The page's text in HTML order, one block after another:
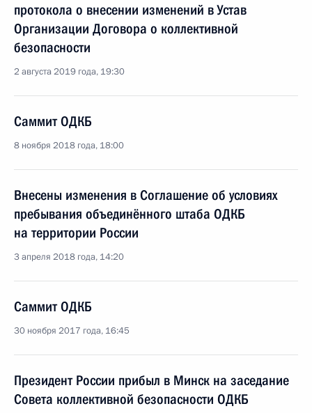
протокола о внесении изменений в Устав
Организации Договора о коллективной
безопасности
2 августа 2019 года, 19:30
Саммит ОДКБ
8 ноября 2018 года, 18:00
Внесены изменения в Соглашение об условиях
пребывания объединённого штаба ОДКБ
на территории России
3 апреля 2018 года, 14:20
Саммит ОДКБ
30 ноября 2017 года, 16:45
Президент России прибыл в Минск на заседание
Совета коллективной безопасности ОДКБ